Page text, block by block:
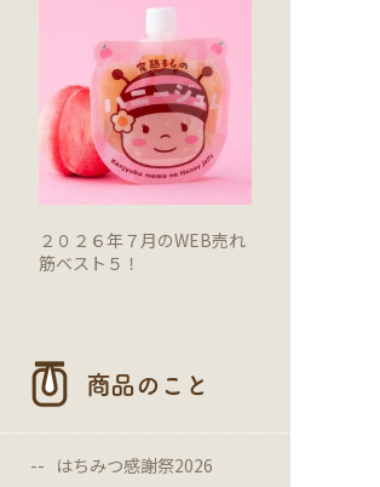
２０２６年７月のWEB売れ
筋ベスト５！
商品のこと
はちみつ感謝祭2026